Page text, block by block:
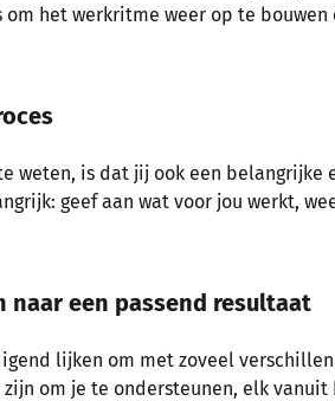
het werkritme weer op te
weten, is dat jij ook een
geef aan wat voor jou werkt,
naar een passend resultaat
lijken om met zoveel
om je te ondersteunen, elk